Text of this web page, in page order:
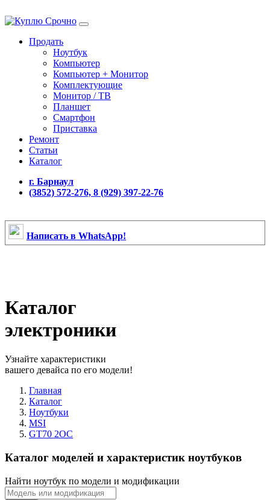
Продать
Ноутбук
Компьютер
Компьютер + Монитор
Комплектующие
Монитор / ТВ
Планшет
Смартфон
Приставка
Ремонт
Статьи
Каталог
г. Барнаул
(3852) 572-276, 8 (929) 397-22-76
Написать в WhatsApp!
Каталог
электроники
Узнайте характеристики
вашего девайса по его модели!
Главная
Каталог
Ноутбуки
MSI
GT70 2OC
Каталог моделей и характеристик ноутбуков
Найти ноутбук по модели и модификации